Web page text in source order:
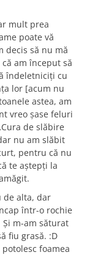
mult prea
poate vă
decis să nu mă
am început să
îndeletniciţi cu
lor [acum nu
astea, am
vreo şase feluri
de slăbire
nu am slăbit
pentru că nu
te aştepţi la
de alta, dar
într-o rochie
m-am săturat
fiu grasă. :D
foamea